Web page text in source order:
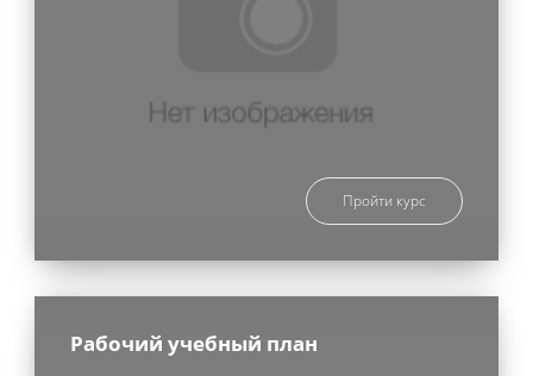
Пройти курс
Рабочий учебный план